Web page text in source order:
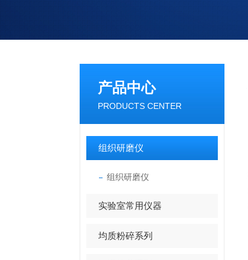
产品中心
PRODUCTS CENTER
组织研磨仪
组织研磨仪
实验室常用仪器
均质粉碎系列